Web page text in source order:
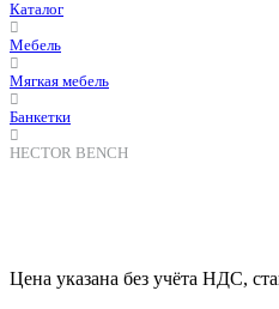
Каталог
Мебель
Мягкая мебель
Банкетки
HECTOR BENCH
Цена указана без учёта НДС,